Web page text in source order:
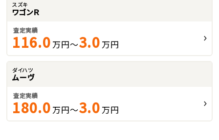
スズキ
ワゴンＲ
査定実績
116.0 万円～3.0 万円
ダイハツ
ムーヴ
査定実績
180.0 万円～3.0 万円